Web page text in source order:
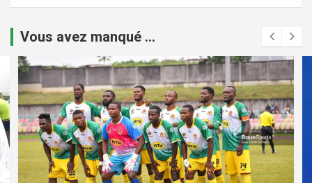
Vous avez manqué ...